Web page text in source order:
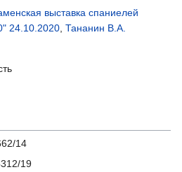
выставка спаниелей
24.10.2020 Тананин В.А.
14
19